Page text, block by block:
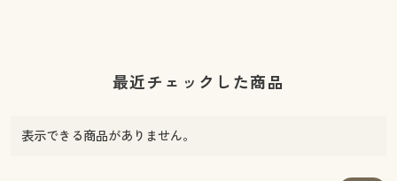
最近チェックした商品
表示できる商品がありません。